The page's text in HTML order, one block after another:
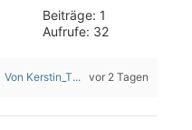
Beiträge: 1
Aufrufe: 32
Von Kerstin_T... vor 2 Tagen